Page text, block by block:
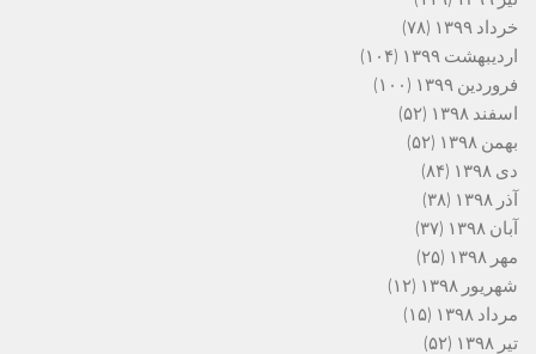
خرداد ۱۳۹۹
(۷۸)
اردیبهشت ۱۳۹۹
(۱۰۴)
فروردین ۱۳۹۹
(۱۰۰)
اسفند ۱۳۹۸
(۵۲)
بهمن ۱۳۹۸
(۵۲)
دی ۱۳۹۸
(۸۴)
آذر ۱۳۹۸
(۳۸)
آبان ۱۳۹۸
(۳۷)
مهر ۱۳۹۸
(۲۵)
شهریور ۱۳۹۸
(۱۲)
مرداد ۱۳۹۸
(۱۵)
تیر ۱۳۹۸
(۵۲)